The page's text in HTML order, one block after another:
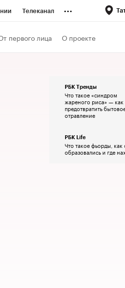
Телеканал ...
первого лица О проекте
РБК Тренды
Что такое «синдром
жареного риса» — как
предотвратить
отравление
РБК Life
Что такое фьорды, как
образовались и где